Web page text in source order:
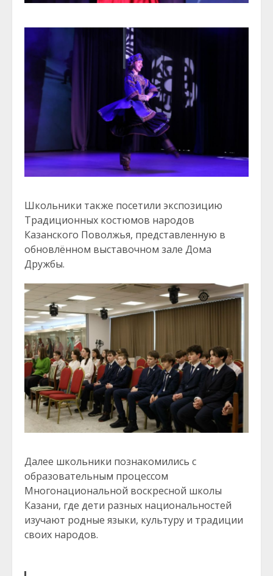
Школьники также посетили экспозицию
Традиционных костюмов народов
Казанского Поволжья, представленную в
обновлённом выставочном зале Дома
Дружбы.
Далее школьники познакомились с
образовательным процессом
Многонациональной воскресной школы
Казани, где дети разных национальностей
изучают родные языки, культуру и традиции
своих народов.